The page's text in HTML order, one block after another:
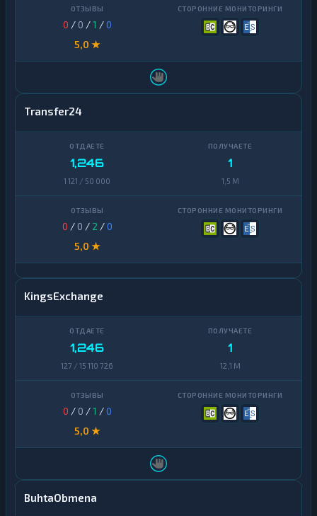
0 / 0 /1 /0
5,0 ★
Transfer24
1,246
1 121 / 50 000
1
1,5 M
0 / 0 / 2 /0
5,0 ★
KingsExchange
1,246
127 / 15 110 726
1
12,1 M
0 / 0 /1 /0
5,0 ★
BuhtaObmena